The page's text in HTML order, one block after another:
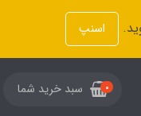
اسنپ
0 سبد خرید شما